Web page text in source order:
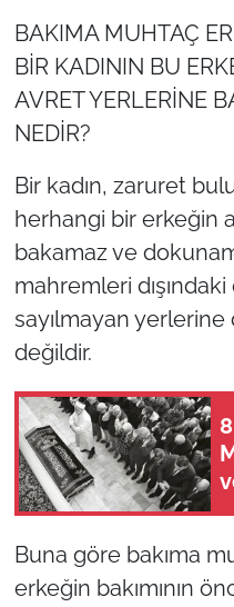
BAKIMA MUHTAÇ
BİR KADININ BU
AVRET YERLERİNE
NEDİR?
Bir kadın, zaruret
herhangi bir erkeğin
bakamaz ve
mahremleri
sayılmayan yerlerine
değildir.
Buna göre bakıma
erkeğin bakımının